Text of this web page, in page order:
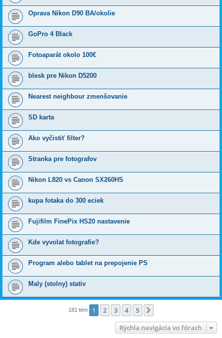
Oprava Nikon D90 BA/okolie
GoPro 4 Black
Fotoaparát okolo 100€
blesk pre Nikon D5200
Nearest neighbour zmenšovanie
SD karta
Ako vyčistiť filter?
Stranka pre fotografov
Nikon L820 vs Canon SX260HS
kupa fotaka do 300 eciek
Fujifilm FinePix HS20 nastavenie
Kde vyvolat fotografie?
Program alebo tablet na prepojenie PS
Maly (stolny) stativ
181 tém 1 2 3 4 5
Rýchla navigácia vo fórach